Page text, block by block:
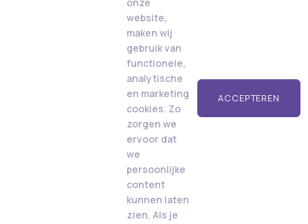
website,
maken wij
gebruik van
functionele,
analytische
en marketing
cookies. Zo
zorgen we
ervoor dat
we
persoonlijke
content
kunnen laten
zien. Als je
ACCEPTEREN